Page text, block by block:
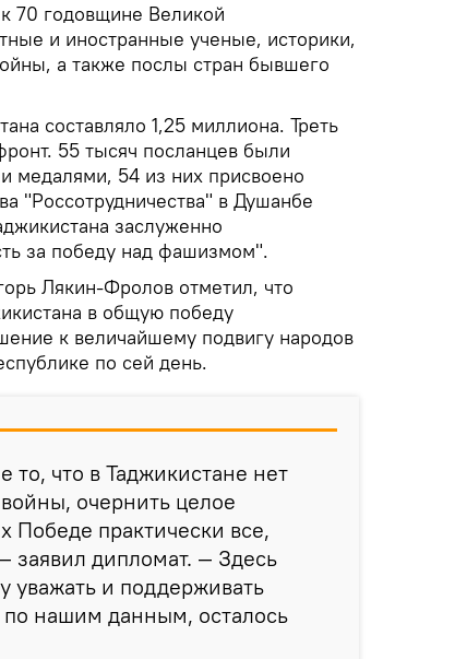
70 годовщине Великой
и иностранные ученые, историки,
а также послы стран бывшего
составляло 1,25 миллиона. Треть
55 тысяч посланцев были
медалями, 54 из них присвоено
"Россотрудничества" в Душанбе
заслуженно
за победу над фашизмом".
Лякин-Фролов отметил, что
в общую победу
к величайшему подвигу народов
по сей день.
то, что в Таджикистане нет
очернить целое
Победе практически все,
заявил дипломат. — Здесь
уважать и поддерживать
нашим данным, осталось